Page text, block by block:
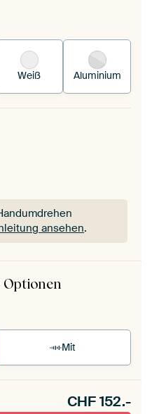
Textiltuch in
Weiß Aluminium
ansehen.
ansehen
Mit
CHF152.-